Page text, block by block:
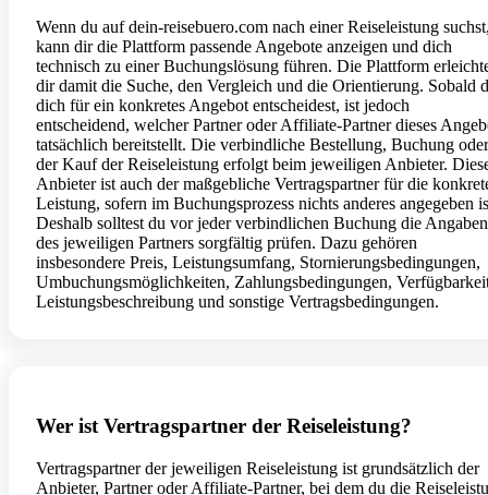
Wenn du auf dein-reisebuero.com nach einer Reiseleistung
kann dir die Plattform passende Angebote anzeigen und dich
technisch zu einer Buchungslösung führen. Die Plattform
dir damit die Suche, den Vergleich und die Orientierung. Sobald
dich für ein konkretes Angebot entscheidest, ist jedoch
entscheidend, welcher Partner oder Affiliate-Partner dieses
tatsächlich bereitstellt. Die verbindliche Bestellung, Buchung oder
der Kauf der Reiseleistung erfolgt beim jeweiligen Anbieter.
Anbieter ist auch der maßgebliche Vertragspartner für die
Leistung, sofern im Buchungsprozess nichts anderes angegeben
Deshalb solltest du vor jeder verbindlichen Buchung die Angaben
des jeweiligen Partners sorgfältig prüfen. Dazu gehören
insbesondere Preis, Leistungsumfang, Stornierungsbedingungen,
Umbuchungsmöglichkeiten, Zahlungsbedingungen,
Leistungsbeschreibung und sonstige Vertragsbedingungen.
Wer ist Vertragspartner der Reiseleistung?
Vertragspartner der jeweiligen Reiseleistung ist grundsätzlich der
Anbieter, Partner oder Affiliate-Partner, bei dem du die